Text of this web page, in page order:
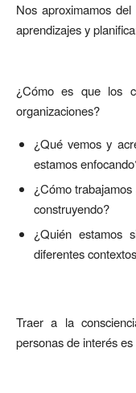
Nos aproximamos
aprendizajes y
¿Cómo es que los
organizaciones?
¿Qué vemos y
estamos
¿Cómo
construyendo?
¿Quién estamos
diferentes
Traer a la
personas de interés